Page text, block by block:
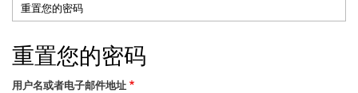
标
重置您的密码
动
标
签）
重置您的密码
用户名或者电子邮件地址